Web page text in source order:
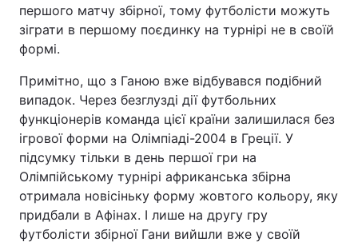
першого матчу збірної, тому футболісти можуть
зіграти в першому поєдинку на турнірі не в своїй
формі.
Примітно, що з Ганою вже відбувався подібний
випадок. Через безглузді дії футбольних
функціонерів команда цієї країни залишилася без
ігрової форми на Олімпіаді-2004 в Греції. У
підсумку тільки в день першої гри на
Олімпійському турнірі африканська збірна
отримала новісіньку форму жовтого кольору, яку
придбали в Афінах. І лише на другу гру
футболісти збірної Гани вийшли вже у своїй